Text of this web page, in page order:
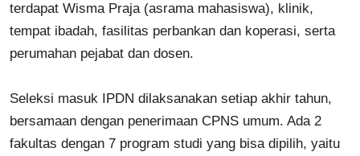
terdapat Wisma Praja (asrama mahasiswa), klinik,
tempat ibadah, fasilitas perbankan dan koperasi, serta
perumahan pejabat dan dosen.
Seleksi masuk IPDN dilaksanakan setiap akhir tahun,
bersamaan dengan penerimaan CPNS umum. Ada 2
fakultas dengan 7 program studi yang bisa dipilih, yaitu